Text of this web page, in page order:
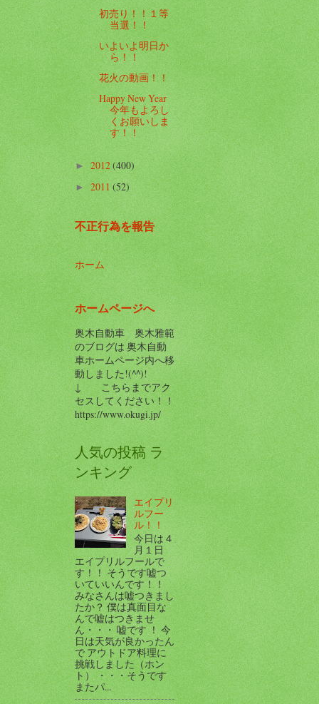
初売り！！１等
当選！！
いよいよ明日か
ら！！
花火の動画！！
Happy New Year
今年もよろし
くお願いしま
す！！
► 2012(400)
►2011(52)
不正行為を報告
ホーム
ホームページへ
奥木自動車 奥木雅範
のブログは 奥木自動
車ホームページ内へ移
動しました!(^^)!
↓ こちらまでアク
セスしてください！！
https://www.okugi.jp/
人気の投稿 ラ
ンキング
エイプリ
ルフー
ル！！
今日は４
月１日
エイプリルフールで
す！！ そうです嘘つ
いていいんです！！
みなさんは嘘つきまし
たか？ 僕は真面目な
んで嘘はつきませ
ん・・・ 嘘です ！ 今
日は天気が良かったん
で アウトドア料理に
挑戦しました（ホン
ト） ・・・そうです
またパ...